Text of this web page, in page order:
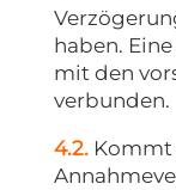
haben.
mit den
verbunden.
4.2. Kommt